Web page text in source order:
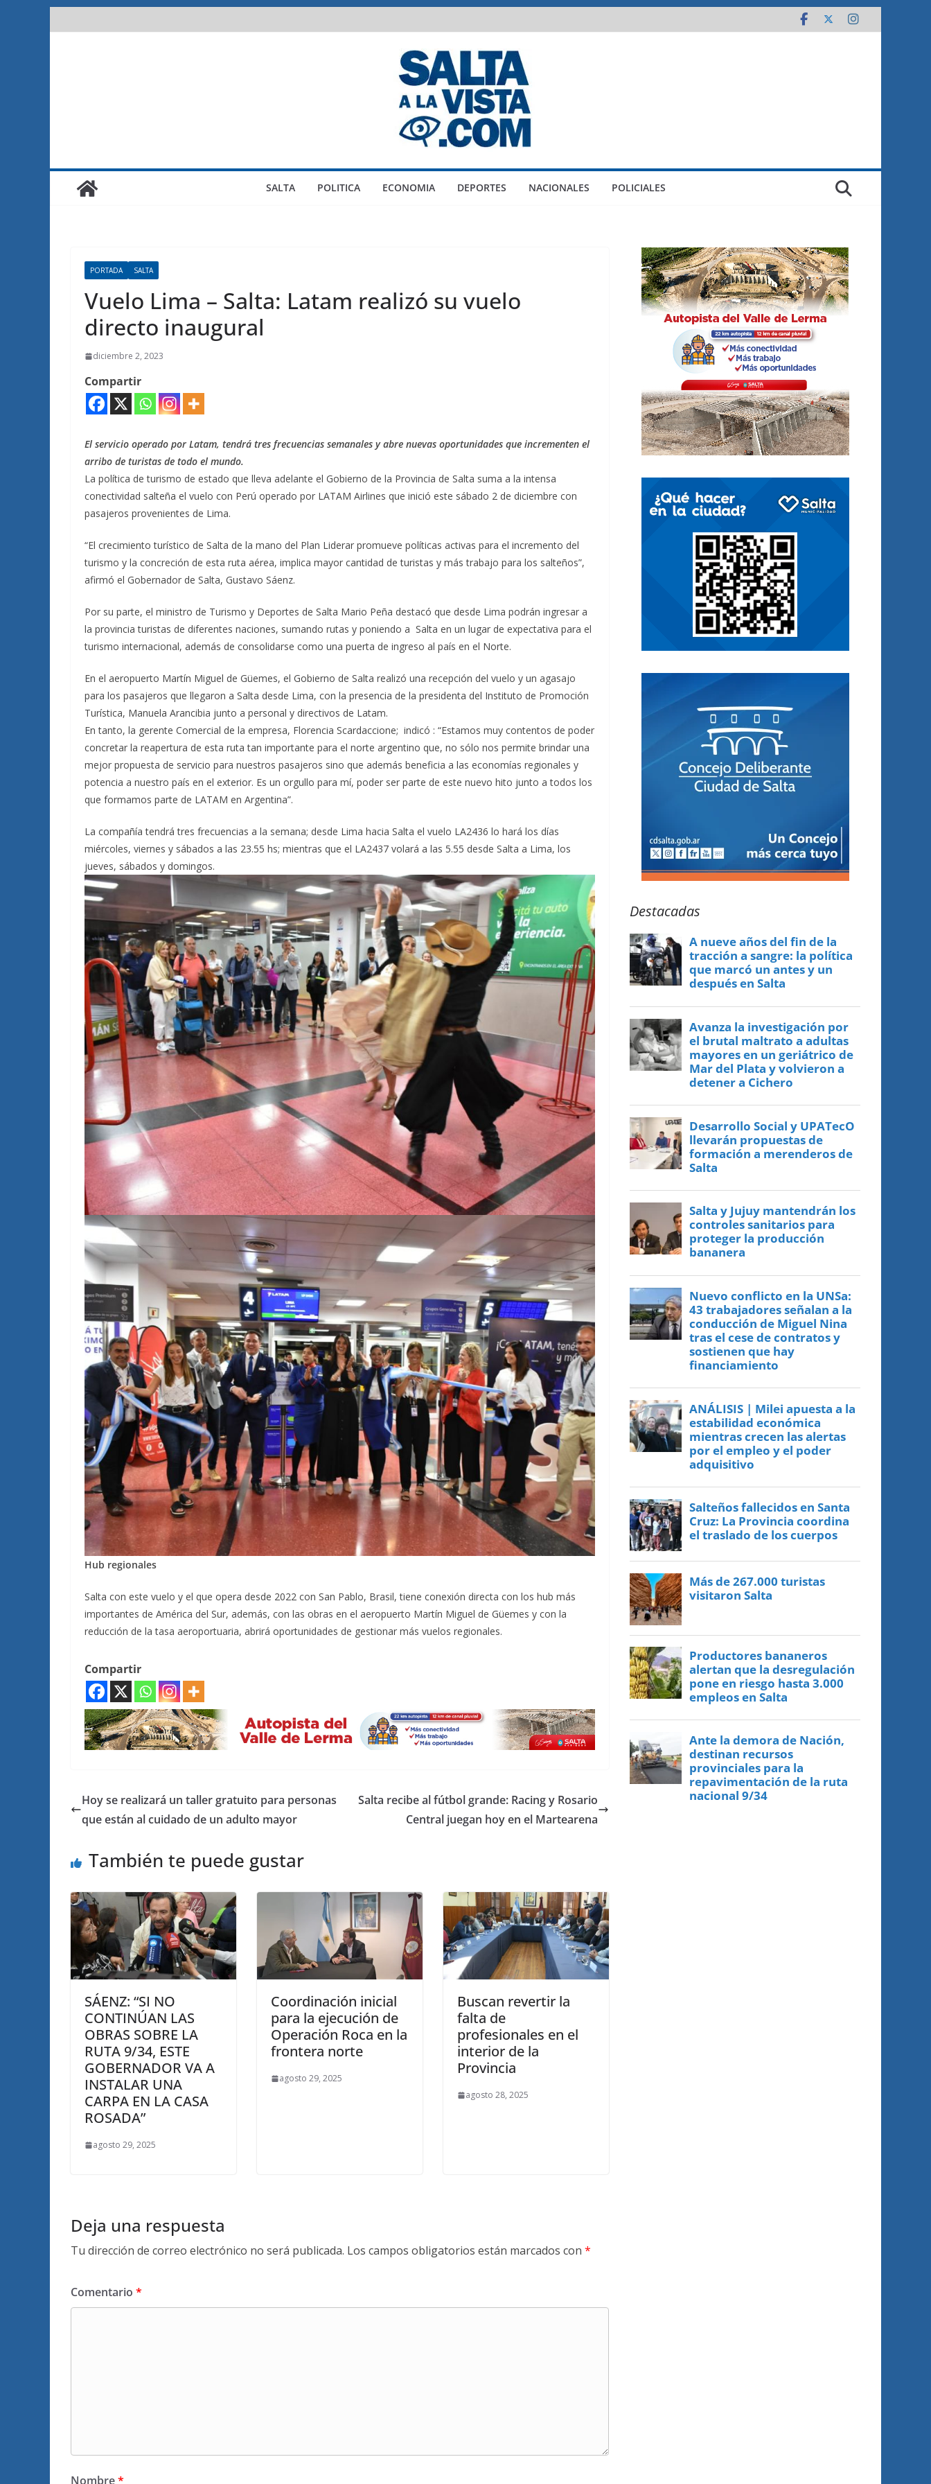
al
SALTA POLITICA ECONOMIA DEPORTES NACIONALES POLICIALES
PORTADA SALTA
Vuelo Lima – Salta: Latam realizó su vuelo
directo inaugural
diciembre 2, 2023
Compartir
El servicio operado por Latam, tendrá tres frecuencias semanales y abre nuevas oportunidades que incrementen el
arribo de turistas de todo el mundo.
La política de turismo de estado que lleva adelante el Gobierno de la Provincia de Salta suma a la intensa
conectividad salteña el vuelo con Perú operado por LATAM Airlines que inició este sábado 2 de diciembre con
pasajeros provenientes de Lima.
“El crecimiento turístico de Salta de la mano del Plan Liderar promueve políticas activas para el incremento del
turismo y la concreción de esta ruta aérea, implica mayor cantidad de turistas y más trabajo para los salteños”,
afirmó el Gobernador de Salta, Gustavo Sáenz.
Por su parte, el ministro de Turismo y Deportes de Salta Mario Peña destacó que desde Lima podrán ingresar a
la provincia turistas de diferentes naciones, sumando rutas y poniendo a Salta en un lugar de expectativa para el
turismo internacional, además de consolidarse como una puerta de ingreso al país en el Norte.
En el aeropuerto Martín Miguel de Güemes, el Gobierno de Salta realizó una recepción del vuelo y un agasajo
para los pasajeros que llegaron a Salta desde Lima, con la presencia de la presidenta del Instituto de Promoción
Turística, Manuela Arancibia junto a personal y directivos de Latam.
En tanto, la gerente Comercial de la empresa, Florencia Scardaccione; indicó : “Estamos muy contentos de poder
concretar la reapertura de esta ruta tan importante para el norte argentino que, no sólo nos permite brindar una
mejor propuesta de servicio para nuestros pasajeros sino que además beneficia a las economías regionales y
potencia a nuestro país en el exterior. Es un orgullo para mí, poder ser parte de este nuevo hito junto a todos los
que formamos parte de LATAM en Argentina”.
La compañía tendrá tres frecuencias a la semana; desde Lima hacia Salta el vuelo LA2436 lo hará los días
miércoles, viernes y sábados a las 23.55 hs; mientras que el LA2437 volará a las 5.55 desde Salta a Lima, los
jueves, sábados y domingos.
Hub regionales
Salta con este vuelo y el que opera desde 2022 con San Pablo, Brasil, tiene conexión directa con los hub más
importantes de América del Sur, además, con las obras en el aeropuerto Martín Miguel de Güemes y con la
reducción de la tasa aeroportuaria, abrirá oportunidades de gestionar más vuelos regionales.
Compartir
Hoy se realizará un taller gratuito para personas
que están al cuidado de un adulto mayor
Salta recibe al fútbol grande: Racing y Rosario
Central juegan hoy en el Martearena
También te puede gustar
SÁENZ: “SI NO
CONTINÚAN LAS
OBRAS SOBRE LA
RUTA 9/34, ESTE
GOBERNADOR VA A
INSTALAR UNA
CARPA EN LA CASA
ROSADA”
agosto 29, 2025
Coordinación inicial
para la ejecución de
Operación Roca en la
frontera norte
agosto 29, 2025
Buscan revertir la
falta de
profesionales en el
interior de la
Provincia
agosto 28, 2025
Deja una respuesta
Tu dirección de correo electrónico no será publicada. Los campos obligatorios están marcados con *
Comentario *
Nombre*
Destacadas